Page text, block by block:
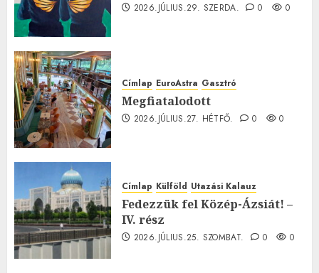
2026.JÚLIUS.29. SZERDA. 0 0
Címlap EuroAstra Gasztró
Megfiatalodott
2026.JÚLIUS.27. HÉTFŐ. 0 0
Címlap Külföld Utazási Kalauz
Fedezzük fel Közép-Ázsiát! –
IV. rész
2026.JÚLIUS.25. SZOMBAT. 0 0